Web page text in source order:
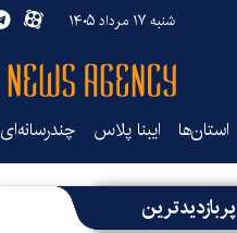
شنبه ۱۷ مرداد ۱۴۰۵
استان‌ها ایبنا پلاس چندرسانه‌ای
پربازدیدترین